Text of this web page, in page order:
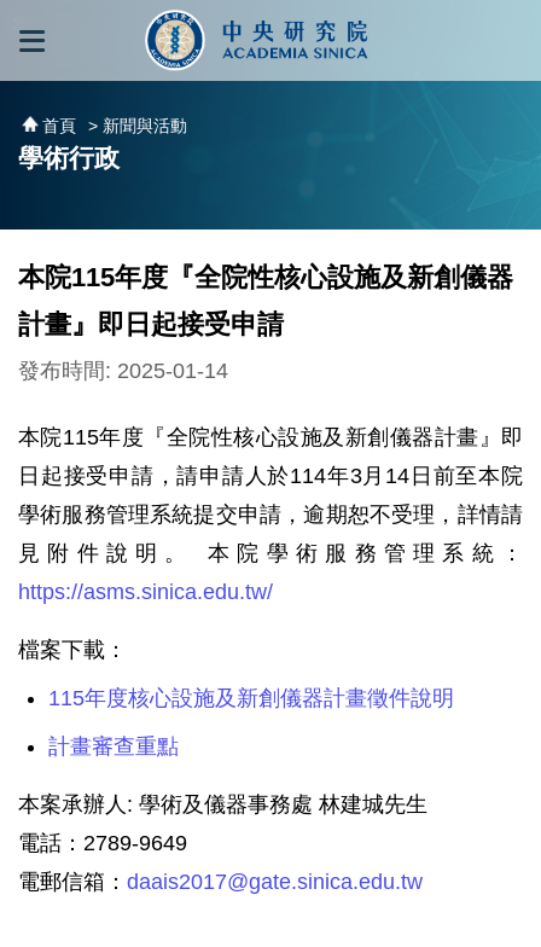
跳到主要內容區塊
首頁 > 新聞與活動
學術行政
本院115年度『全院性核心設施及新創儀器
計畫』即日起接受申請
發布時間: 2025-01-14
本院115年度『全院性核心設施及新創儀器計畫』即
日起接受申請，請申請人於114年3月14日前至本院
學術服務管理系統提交申請，逾期恕不受理，詳情請
見附件說明。 本院學術服務管理系統：
https://asms.sinica.edu.tw/
檔案下載：
115年度核心設施及新創儀器計畫徵件說明
計畫審查重點
本案承辦人: 學術及儀器事務處 林建城先生
電話：2789-9649
電郵信箱： daais2017@gate.sinica.edu.tw